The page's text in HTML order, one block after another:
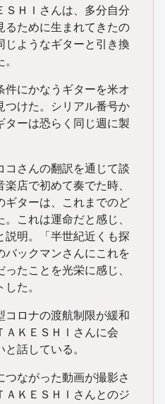
ＳＨＩさんは、多分自分
るために生まれてきたの
じようなギターと引き換
件にかなうギターを米オ
つけた。シリアル番号か
ターは恐らく同じ週に製
コさんの翻訳を通じて談
店で初めて奏でた時、
ギターは、これまでのど
これは運命だと感じ、
説明。「半世紀近くも探
バックマンさんにこれを
たことを光栄に感じ、
た。
コロナの渡航制限が緩和
ＡＫＥＳＨＩさんに会
話している。
つながった動画が撮影さ
ＡＫＥＳＨＩさんとのジ